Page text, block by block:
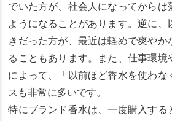
でいた方が、社会人になってからは
ようになることがあります。逆に
きだった方が、最近は軽めで爽やか
ることもあります。また、仕事環
によって、「以前ほど香水を使わな
スも非常に多いです。
特にブランド香水は、一度購入する